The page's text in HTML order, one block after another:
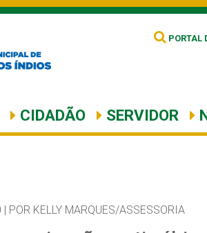
PORTAL
CIDADÃO SERVIDOR
| POR KELLY MARQUES/ASSESSORIA